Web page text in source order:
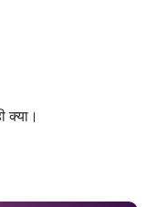
क्या।